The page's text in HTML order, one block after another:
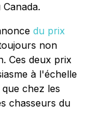
du prix
non
Ces deux prix
à l'échelle
chez les
chasseurs du